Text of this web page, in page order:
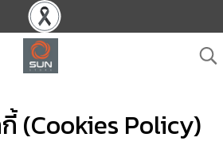
(Cookies Policy)